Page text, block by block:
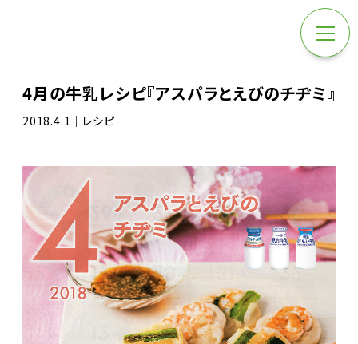
4月の牛乳レシピ『アスパラとえびのチヂミ』
2018.4.1｜レシピ